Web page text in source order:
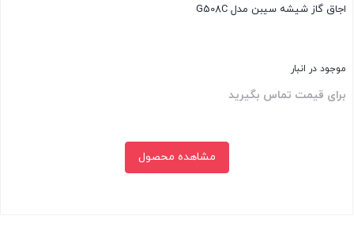
اجاق گاز شیشه سیبن مدل G508C
موجود در انبار
برای قیمت تماس بگیرید
مشاهده محصول